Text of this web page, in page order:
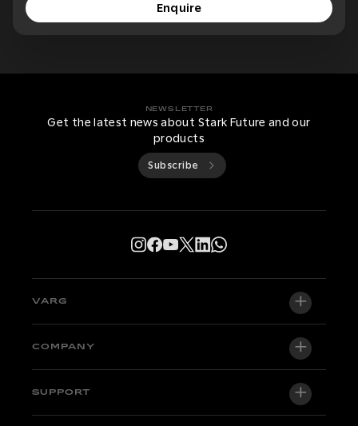
Enquire
NEWSLETTER
Get the latest news about Stark Future and our
products
Subscribe
VARG
VARG EX
COMPANY
About us
SUPPORT